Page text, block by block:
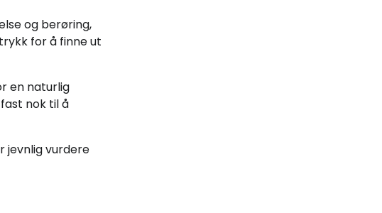
og berøring,
for å finne ut
en naturlig
nok til å
jevnlig vurdere